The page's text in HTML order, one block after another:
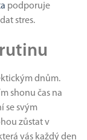
podporuje
stres.
dnům.
shonu čas na
se svým
zůstat v
vás každý den